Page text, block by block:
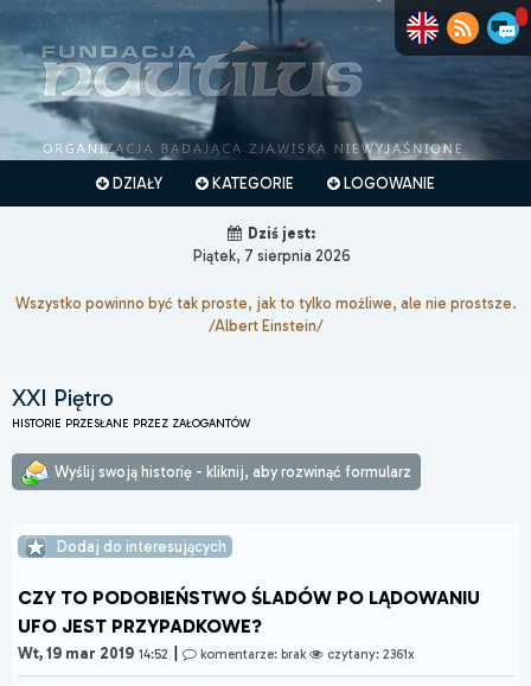
DZIAŁY KATEGORIE LOGOWANIE
Dziś jest:
Piątek, 7 sierpnia 2026
Wszystko powinno być tak proste, jak to tylko możliwe, ale nie prostsze.
/Albert Einstein/
XXI Piętro
HISTORIE PRZESŁANE PRZEZ ZAŁOGANTÓW
Wyślij swoją historię - kliknij, aby rozwinąć formularz
Dodaj do interesujących
CZY TO PODOBIEŃSTWO ŚLADÓW PO LĄDOWANIU
UFO JEST PRZYPADKOWE?
Wt, 19 mar 2019 14:52 komentarze: brak czytany: 2361x